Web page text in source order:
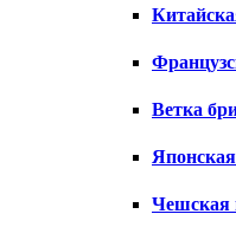
Ветка
Чешская